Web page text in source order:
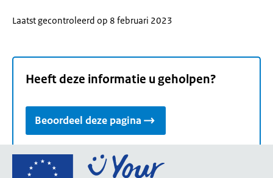
Laatst gecontroleerd op 8 februari 2023
Heeft deze informatie u geholpen?
Beoordeel deze pagina
Ga